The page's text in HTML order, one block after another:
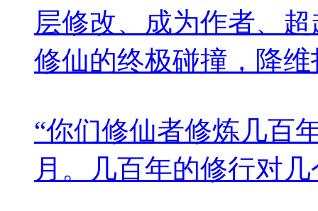
层修改、成为作者、
修仙的终极碰撞，降
“你们修仙者修炼几百
月。几百年的修行对